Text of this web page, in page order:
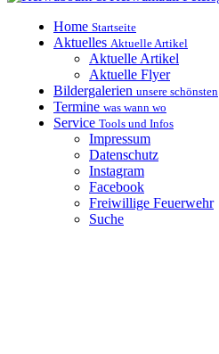
Home Startseite
Aktuelles Aktuelle Artikel
Aktuelle Artikel
Aktuelle Flyer
Bildergalerien unsere schönsten
Termine was wann wo
Service Tools und Infos
Impressum
Datenschutz
Instagram
Facebook
Freiwillige Feuerwehr
Suche